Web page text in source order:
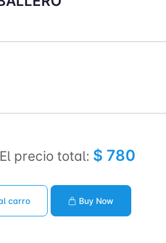
El precio total: $ 780
carro Buy Now